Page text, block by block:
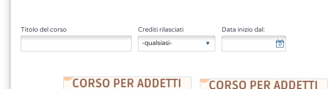
Titolo del corso
Crediti rilasciati
-qualsiasi-
Data inizio dal: